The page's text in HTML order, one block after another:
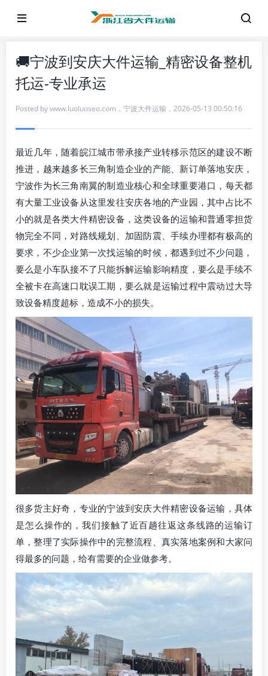
🚚宁波到安庆大件运输_精密设备整机
托运-专业承运
Posted bywww.luoluoseo.com ， 宁波大件运输 ， 2026-05-13 00:50:16
最近几年，随着皖江城市带承接产业转移示范区的建设不断
推进，越来越多长三角制造企业的产能、新订单落地安庆，
宁波作为长三角南翼的制造业核心和全球重要港口，每天都
有大量工业设备从这里发往安庆各地的产业园，其中占比不
小的就是各类大件精密设备，这类设备的运输和普通零担货
物完全不同，对路线规划、加固防震、手续办理都有极高的
要求，不少企业第一次找运输的时候，都遇到过不少问题，
要么是小车队接不了只能拆解运输影响精度，要么是手续不
全被卡在高速口耽误工期，要么就是运输过程中震动过大导
致设备精度超标，造成不小的损失。
很多货主好奇，专业的宁波到安庆大件精密设备运输，具体
是怎么操作的，我们接触了近百趟往返这条线路的运输订
单，整理了实际操作中的完整流程、真实落地案例和大家问
得最多的问题，给有需要的企业做参考。